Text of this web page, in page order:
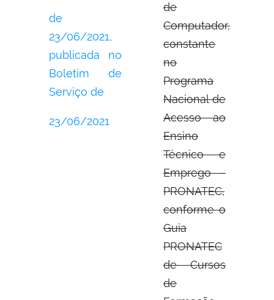
de
23/06/2021,
publicada no
Boletim de
Serviço de
23/06/2021
de
Computador,
constante
no
Programa
Nacional de
Acesso ao
Ensino
Técnico e
Emprego –
PRONATEC,
conforme o
Guia
PRONATEC
de Cursos
de